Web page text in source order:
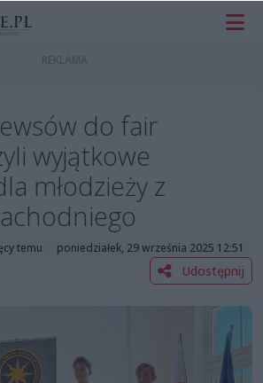
do fair
wyjątkowe
młodzieży z
temu poniedziałek, 29 września 2025 12:51
Udostępnij